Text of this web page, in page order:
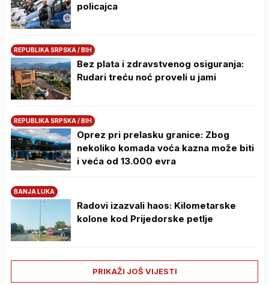
policajca
REPUBLIKA SRPSKA / BIH
Bez plata i zdravstvenog osiguranja:
Rudari treću noć proveli u jami
REPUBLIKA SRPSKA / BIH
Oprez pri prelasku granice: Zbog
nekoliko komada voća kazna može biti
i veća od 13.000 evra
BANJA LUKA
Radovi izazvali haos: Kilometarske
kolone kod Prijedorske petlje
PRIKAŽI JOŠ VIJESTI